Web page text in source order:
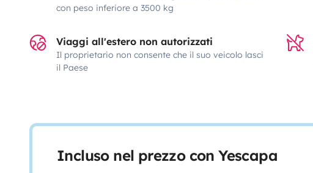
con peso inferiore a 3500 kg
Viaggi all'estero non autorizzati
Il proprietario non consente che il suo veicolo lasci
il Paese
Incluso nel prezzo con Yescapa